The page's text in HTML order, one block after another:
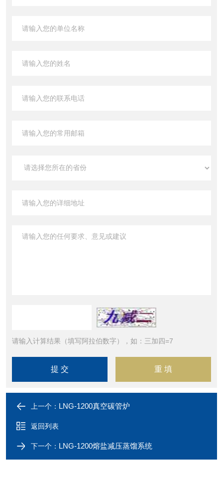
请输入计算结果（填写阿拉伯数字），如：三加四=7
上一个： LNG-1200真空碳管炉
返回列表
下一个： LNG-1200熔盐减压蒸馏系统